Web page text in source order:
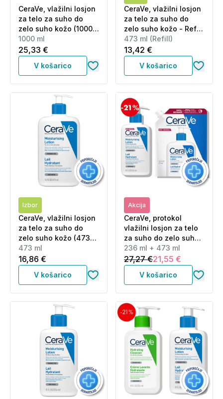
CeraVe, vlažilni losjon
za telo za suho do
zelo suho kožo (1000
ml)
1000 ml
25,33 €
V košarico
CeraVe, vlažilni losjon
za telo za suho do
zelo suho kožo - Refill
(473 ml)
473 ml (Refill)
13,42 €
V košarico
Izbor
CeraVe, vlažilni losjon
za telo za suho do
zelo suho kožo (473
ml)
473 ml
16,86 €
V košarico
Akcija
CeraVe, protokol
vlažilni losjon za telo
za suho do zelo suho
kožo - losjon + refill
(236 ml + 473 ml)
236 ml + 473 ml
27,27 €21,55 €
V košarico